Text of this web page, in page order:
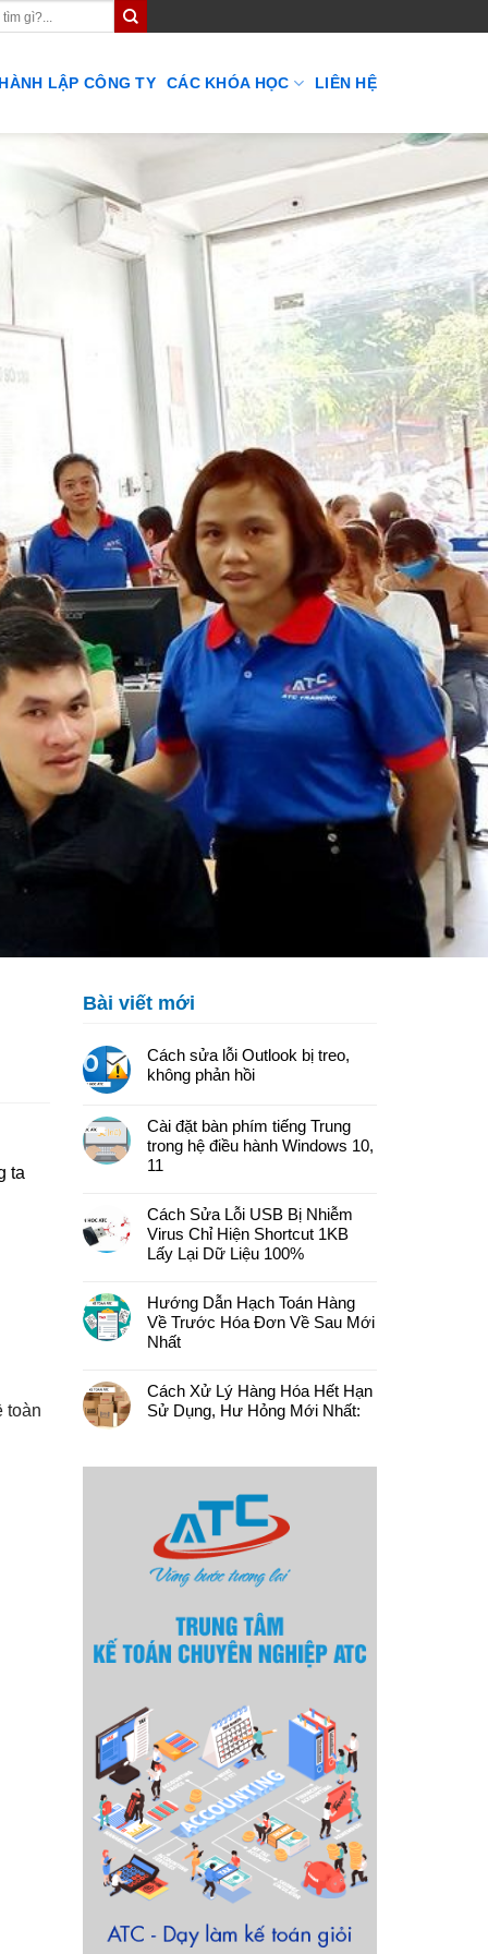
LẬP CÔNG TY CÁC KHÓA HỌC LIÊN HỆ
ta
toàn
Bài viết mới
Cách sửa lỗi Outlook bị treo,
không phản hồi
Cài đặt bàn phím tiếng Trung
trong hệ điều hành Windows 10,
11
Cách Sửa Lỗi USB Bị Nhiễm
Virus Chỉ Hiện Shortcut 1KB
Lấy Lại Dữ Liệu 100%
Hướng Dẫn Hạch Toán Hàng
Về Trước Hóa Đơn Về Sau Mới
Nhất
Cách Xử Lý Hàng Hóa Hết Hạn
Sử Dụng, Hư Hỏng Mới Nhất: